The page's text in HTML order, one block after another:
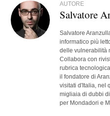
AUTORE
Salvatore
Salvatore
informatico più
delle vulnerabilità
Collabora con
rubrica
il fondatore di
visitati d'Italia, nel
migliaia di dubbi
per Mondadori e